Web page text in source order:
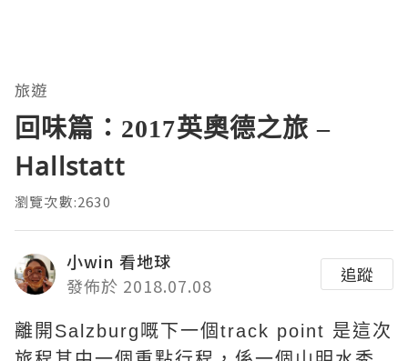
旅遊
回味篇：2017英奧德之旅 –
Hallstatt
瀏覽次數:2630
小win 看地球
發佈於 2018.07.08
追蹤
離開Salzburg嘅下一個track point 是這次